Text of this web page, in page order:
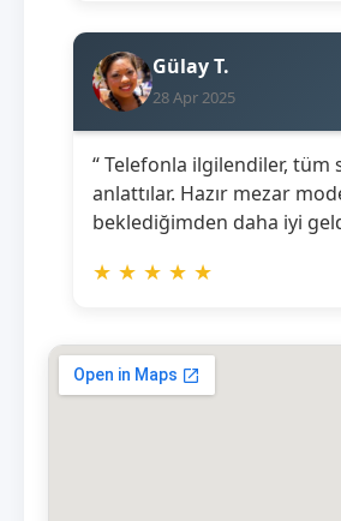
Gülay T.
28 Apr 2025
“ Telefonla ilgilendiler, tüm
anlattılar. Hazır mezar
beklediğimden daha iyi
★ ★ ★ ★ ★